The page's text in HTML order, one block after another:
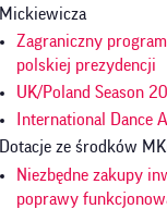
Mickiewicza
Zagraniczny
polskiej prezydencji
UK/Poland Season
International Dance
Dotacje ze środków
Niezbędne zakupy
poprawy